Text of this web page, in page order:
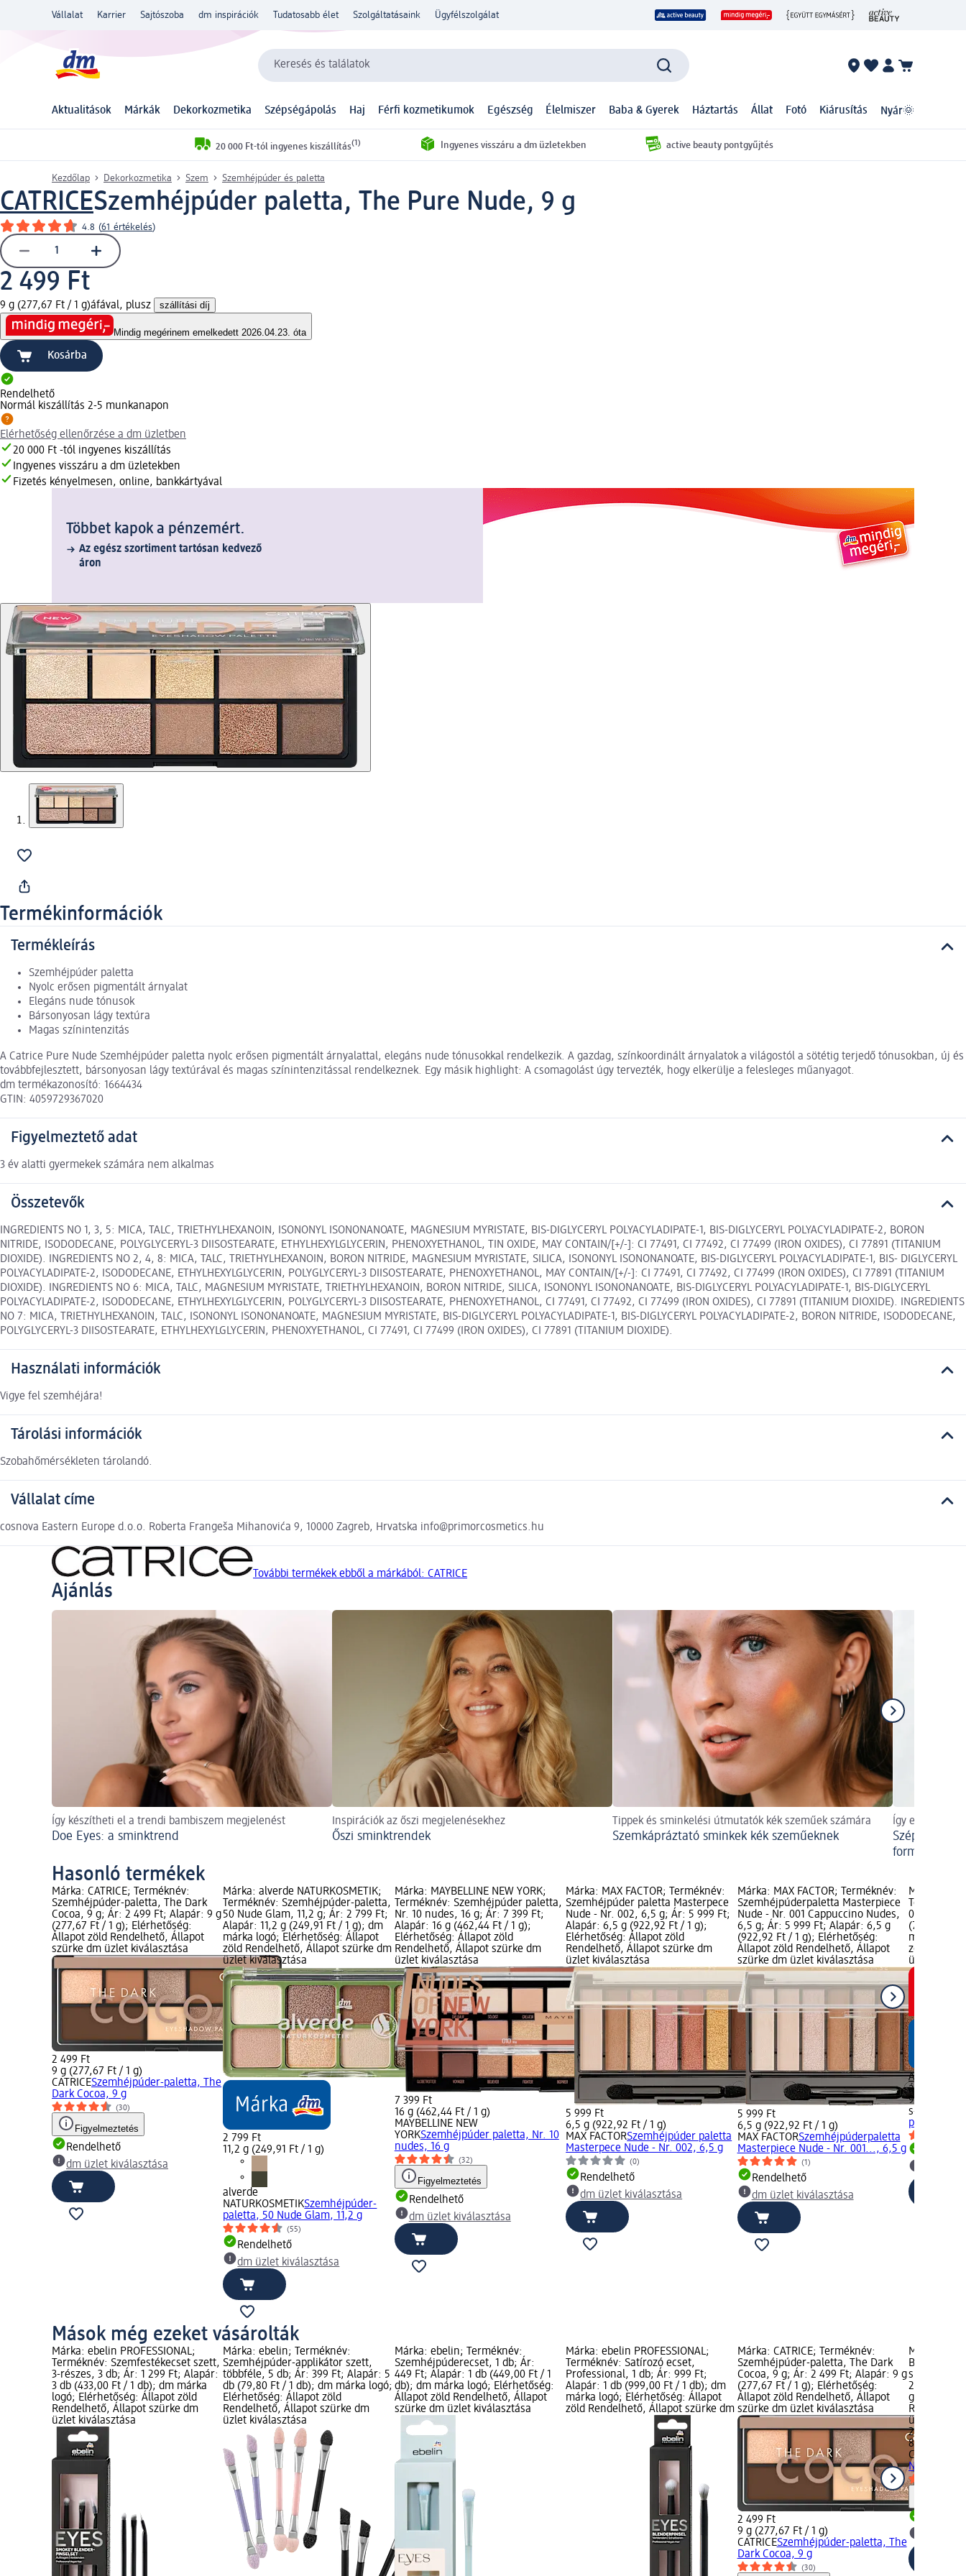
Vállalat Karrier Sajtószoba dm inspirációk Tudatosabb élet Szolgáltatásaink Ügyfélszolgálat
Keresés és találatok
Aktualitások Márkák Dekorkozmetika Szépségápolás Haj Férfi kozmetikumok Egészség Élelmiszer Baba & Gyerek Háztartás Állat Fotó Kiárusítás Nyár🌞
20 000 Ft-tól ingyenes kiszállítás(1) Ingyenes visszáru a dm üzletekben active beauty pontgyűjtés
Kezdőlap Dekorkozmetika Szem Szemhéjpúder és paletta
CATRICESzemhéjpúder paletta, The Pure Nude, 9 g
4.8 (61 értékelés)
2 499 Ft
9 g (277,67 Ft / 1 g)áfával, plusz szállítási díj
Mindig megérinem emelkedett 2026.04.23. óta
Kosárba
Rendelhető
Normál kiszállítás 2-5 munkanapon
Elérhetőség ellenőrzése a dm üzletben
20 000 Ft -tól ingyenes kiszállítás
Ingyenes visszáru a dm üzletekben
Fizetés kényelmesen, online, bankkártyával
Többet kapok a pénzemért.
Az egész szortiment tartósan kedvező
áron
Termékinformációk
Termékleírás
Szemhéjpúder paletta
Nyolc erősen pigmentált árnyalat
Elegáns nude tónusok
Bársonyosan lágy textúra
Magas színintenzitás
A Catrice Pure Nude Szemhéjpúder paletta nyolc erősen pigmentált árnyalattal, elegáns nude tónusokkal rendelkezik. A gazdag, színkoordinált árnyalatok a világostól a sötétig terjedő tónusokban, új és
továbbfejlesztett, bársonyosan lágy textúrával és magas színintenzitással rendelkeznek. Egy másik highlight: A csomagolást úgy tervezték, hogy elkerülje a felesleges műanyagot.
dm termékazonosító: 1664434
GTIN: 4059729367020
Figyelmeztető adat
3 év alatti gyermekek számára nem alkalmas
Összetevők
INGREDIENTS NO 1, 3, 5: MICA, TALC, TRIETHYLHEXANOIN, ISONONYL ISONONANOATE, MAGNESIUM MYRISTATE, BIS-DIGLYCERYL POLYACYLADIPATE-1, BIS-DIGLYCERYL POLYACYLADIPATE-2, BORON
NITRIDE, ISODODECANE, POLYGLYCERYL-3 DIISOSTEARATE, ETHYLHEXYLGLYCERIN, PHENOXYETHANOL, TIN OXIDE, MAY CONTAIN/[+/-]: CI 77491, CI 77492, CI 77499 (IRON OXIDES), CI 77891 (TITANIUM
DIOXIDE). INGREDIENTS NO 2, 4, 8: MICA, TALC, TRIETHYLHEXANOIN, BORON NITRIDE, MAGNESIUM MYRISTATE, SILICA, ISONONYL ISONONANOATE, BIS-DIGLYCERYL POLYACYLADIPATE-1, BIS- DIGLYCERYL
POLYACYLADIPATE-2, ISODODECANE, ETHYLHEXYLGLYCERIN, POLYGLYCERYL-3 DIISOSTEARATE, PHENOXYETHANOL, MAY CONTAIN/[+/-]: CI 77491, CI 77492, CI 77499 (IRON OXIDES), CI 77891 (TITANIUM
DIOXIDE). INGREDIENTS NO 6: MICA, TALC, MAGNESIUM MYRISTATE, TRIETHYLHEXANOIN, BORON NITRIDE, SILICA, ISONONYL ISONONANOATE, BIS-DIGLYCERYL POLYACYLADIPATE-1, BIS-DIGLYCERYL
POLYACYLADIPATE-2, ISODODECANE, ETHYLHEXYLGLYCERIN, POLYGLYCERYL-3 DIISOSTEARATE, PHENOXYETHANOL, CI 77491, CI 77492, CI 77499 (IRON OXIDES), CI 77891 (TITANIUM DIOXIDE). INGREDIENTS
NO 7: MICA, TRIETHYLHEXANOIN, TALC, ISONONYL ISONONANOATE, MAGNESIUM MYRISTATE, BIS-DIGLYCERYL POLYACYLADIPATE-1, BIS-DIGLYCERYL POLYACYLADIPATE-2, BORON NITRIDE, ISODODECANE,
POLYGLYCERYL-3 DIISOSTEARATE, ETHYLHEXYLGLYCERIN, PHENOXYETHANOL, CI 77491, CI 77499 (IRON OXIDES), CI 77891 (TITANIUM DIOXIDE).
Használati információk
Vigye fel szemhéjára!
Tárolási információk
Szobahőmérsékleten tárolandó.
Vállalat címe
cosnova Eastern Europe d.o.o. Roberta Frangeša Mihanovića 9, 10000 Zagreb, Hrvatska info@primorcosmetics.hu
További termékek ebből a márkából: CATRICE
Ajánlás
Így készítheti el a trendi bambiszem megjelenést
Doe Eyes: a sminktrend
Inspirációk az őszi megjelenésekhez
Őszi sminktrendek
Tippek és sminkelési útmutatók kék szeműek számára
Szemkápráztató sminkek kék szeműeknek
Így emelje ki
formájához?
Hasonló termékek
Márka: CATRICE; Terméknév:
Szemhéjpúder-paletta, The Dark
Cocoa, 9 g; Ár: 2 499 Ft; Alapár: 9 g
(277,67 Ft / 1 g); Elérhetőség:
Állapot zöld Rendelhető, Állapot
szürke dm üzlet kiválasztása
2 499 Ft
9 g (277,67 Ft / 1 g)
CATRICESzemhéjpúder-paletta, The
Dark Cocoa, 9 g
(30)
Figyelmeztetés
Rendelhető
dm üzlet kiválasztása
Márka: alverde NATURKOSMETIK;
Terméknév: Szemhéjpúder-paletta,
50 Nude Glam, 11,2 g; Ár: 2 799 Ft;
Alapár: 11,2 g (249,91 Ft / 1 g); dm
márka logó; Elérhetőség: Állapot
zöld Rendelhető, Állapot szürke dm
üzlet kiválasztása
2 799 Ft
11,2 g (249,91 Ft / 1 g)
alverde
NATURKOSMETIKSzemhéjpúder-
paletta, 50 Nude Glam, 11,2 g
(55)
Rendelhető
dm üzlet kiválasztása
Márka: MAYBELLINE NEW YORK;
Terméknév: Szemhéjpúder paletta,
Nr. 10 nudes, 16 g; Ár: 7 399 Ft;
Alapár: 16 g (462,44 Ft / 1 g);
Elérhetőség: Állapot zöld
Rendelhető, Állapot szürke dm
üzlet kiválasztása
7 399 Ft
16 g (462,44 Ft / 1 g)
MAYBELLINE NEW
YORKSzemhéjpúder paletta, Nr. 10
nudes, 16 g
(32)
Figyelmeztetés
Rendelhető
dm üzlet kiválasztása
Márka: MAX FACTOR; Terméknév:
Szemhéjpúder paletta Masterpece
Nude - Nr. 002, 6,5 g; Ár: 5 999 Ft;
Alapár: 6,5 g (922,92 Ft / 1 g);
Elérhetőség: Állapot zöld
Rendelhető, Állapot szürke dm
üzlet kiválasztása
5 999 Ft
6,5 g (922,92 Ft / 1 g)
MAX FACTORSzemhéjpúder paletta
Masterpece Nude - Nr. 002, 6,5 g
(0)
Rendelhető
dm üzlet kiválasztása
Márka: MAX FACTOR; Terméknév:
Szemhéjpúderpaletta Masterpiece
Nude - Nr. 001 Cappuccino Nudes,
6,5 g; Ár: 5 999 Ft; Alapár: 6,5 g
(922,92 Ft / 1 g); Elérhetőség:
Állapot zöld Rendelhető, Állapot
szürke dm üzlet kiválasztása
5 999 Ft
6,5 g (922,92 Ft / 1 g)
MAX FACTORSzemhéjpúderpaletta
Masterpiece Nude - Nr. 001..., 6,5 g
(1)
Rendelhető
dm üzlet kiválasztása
Márka: s-
014, 9 g;
(77,67 Ft /
márka
zöld
üzlet
Aktuális ár:
ár:
9 g (77,67
s-he
paletta,
Mások még ezeket vásárolták
Márka: ebelin PROFESSIONAL;
Terméknév: Szemfestékecset szett,
3-részes, 3 db; Ár: 1 299 Ft; Alapár:
3 db (433,00 Ft / 1 db); dm márka
logó; Elérhetőség: Állapot zöld
Rendelhető, Állapot szürke dm
üzlet kiválasztása
Márka: ebelin; Terméknév:
Szemhéjpúder-applikátor szett,
többféle, 5 db; Ár: 399 Ft; Alapár: 5
db (79,80 Ft / 1 db); dm márka logó;
Elérhetőség: Állapot zöld
Rendelhető, Állapot szürke dm
üzlet kiválasztása
Márka: ebelin; Terméknév:
Szemhéjpúderecset, 1 db; Ár:
449 Ft; Alapár: 1 db (449,00 Ft / 1
db); dm márka logó; Elérhetőség:
Állapot zöld Rendelhető, Állapot
szürke dm üzlet kiválasztása
Márka: ebelin PROFESSIONAL;
Terméknév: Satírozó ecset,
Professional, 1 db; Ár: 999 Ft;
Alapár: 1 db (999,00 Ft / 1 db); dm
márka logó; Elérhetőség: Állapot
zöld Rendelhető, Állapot szürke dm
Márka: CATRICE; Terméknév:
Szemhéjpúder-paletta, The Dark
Cocoa, 9 g; Ár: 2 499 Ft; Alapár: 9 g
(277,67 Ft / 1 g); Elérhetőség:
Állapot zöld Rendelhető, Állapot
szürke dm üzlet kiválasztása
2 499 Ft
9 g (277,67 Ft / 1 g)
CATRICESzemhéjpúder-paletta, The
Dark Cocoa, 9 g
(30)
Márka:
Bronzosító
sun-kissed
2 099 Ft;
g);
üzlet
2 099 Ft
8 g (262,38
CATRICE
Nr. 010